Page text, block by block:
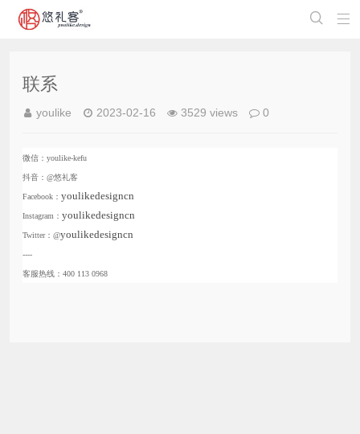


联系
youlike 2023-02-16 3529 views 0
微信：youlike-kefu
抖音：@悠礼客
Facebook： youlikedesigncn
Instagram： youlikedesigncn
Twitter：@youlikedesigncn
----
客服热线：400 113 0968